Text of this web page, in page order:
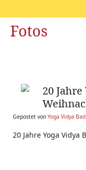
Fotos
20
Gepostet von Yoga Vidya
20 Jahre Yoga